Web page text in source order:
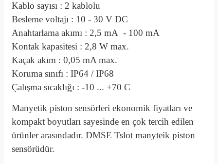
Kablo sayısı : 2 kablolu
Besleme voltajı : 10 - 30 V DC
Anahtarlama akımı : 2,5 mA - 100 mA
Kontak kapasitesi : 2,8 W max.
Kaçak akım : 0,05 mA max.
Koruma sınıfı : IP64 / IP68
Çalışma sıcaklığı : -10 ... +70 C
Manyetik piston sensörleri ekonomik fiyatları ve
kompakt boyutları sayesinde en çok tercih edilen
ürünler arasındadır. DMSE Tslot manyteik piston
sensörüdür.